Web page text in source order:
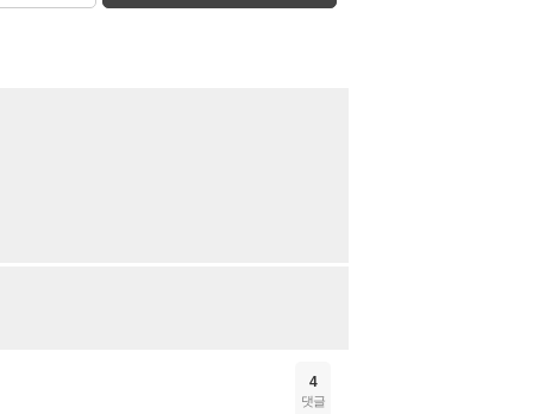
4
댓글